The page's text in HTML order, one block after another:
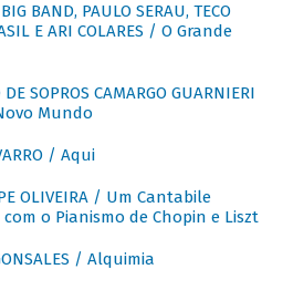
BAND, PAULO SERAU, TECO
E ARI COLARES / O Grande
SOPROS CAMARGO GUARNIERI
Mundo
/ Aqui
OLIVEIRA / Um Cantabile
o Pianismo de Chopin e Liszt
/ Alquimia